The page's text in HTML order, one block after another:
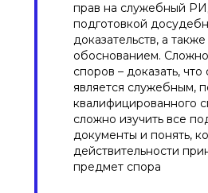
прав на служебный
подготовкой
доказательств, а
обоснованием.
споров – доказать,
является служебным,
квалифицированного
сложно изучить все
документы и понять,
действительности
предмет спора